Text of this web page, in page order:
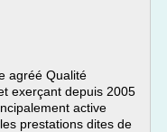
agréé Qualité
exerçant depuis 2005
active
prestations dites de